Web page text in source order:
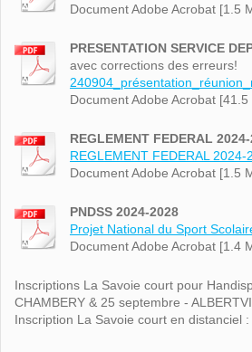
Document Adobe Acrobat [1.5
PRESENTATION SERVICE
avec corrections des erreurs!
Document Adobe Acrobat [41.5
REGLEMENT FEDERAL
REGLEMENT FEDERAL 2024-
Document Adobe Acrobat [1.5
PNDSS 2024-2028
Projet National du Sport
Document Adobe Acrobat [1.4
Inscriptions La Savoie court pour
CHAMBERY & 25 septembre -
Inscription La Savoie court en distanciel :